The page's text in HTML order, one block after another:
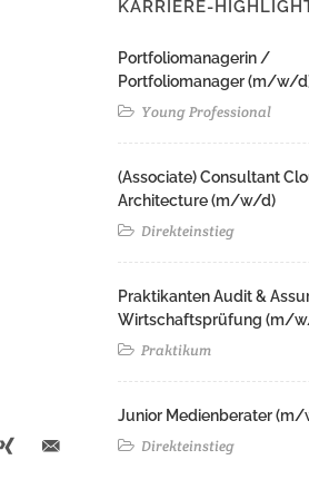
KARRIERE-
Portfoliomanagerin /
Portfoliomanager (m/w/
Young Professional
(Associate) Consultant
Architecture (m/w/d)​ ​
Direkteinstieg
Praktikanten Audit &
Wirtschaftsprüfung (m/
Praktikum
Junior Medienberater
Direkteinstieg